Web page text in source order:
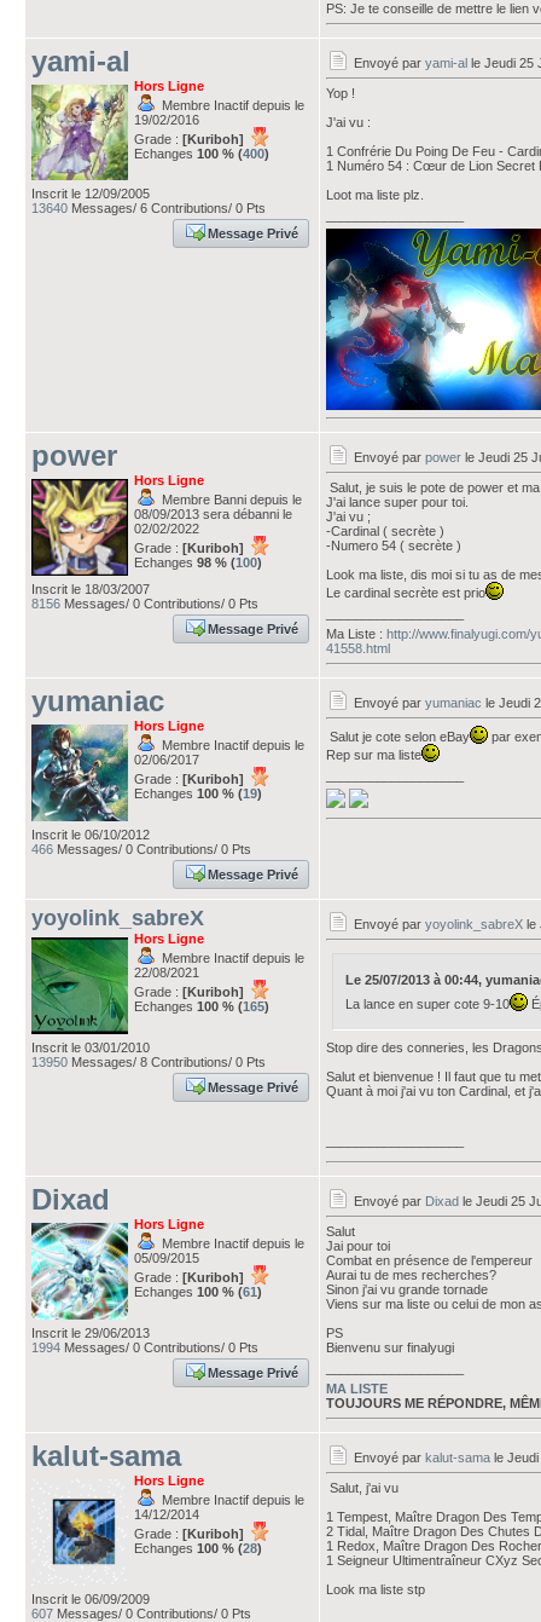
PS: Je te conseille de mettre le lien
yami-al
Hors Ligne
Membre Inactif depuis le
19/02/2016
Grade : [Kuriboh]
Echanges 100 % (400)
Inscrit le 12/09/2005
13640 Messages/ 6 Contributions/ 0 Pts
Message Privé
Envoyé par yami-al le Jeudi 25
Yop !
J'ai vu :
1 Confrérie Du Poing De Feu -
1 Numéro 54 : Cœur de Lion Secret
Loot ma liste plz.
power
Hors Ligne
Membre Banni depuis le
08/09/2013 sera débanni le
02/02/2022
Grade : [Kuriboh]
Echanges 98 % (100)
Inscrit le 18/03/2007
8156 Messages/ 0 Contributions/ 0 Pts
Message Privé
Envoyé par power le Jeudi 25
Salut, je suis le pote de power et
J'ai lance super pour toi.
J'ai vu ;
-Cardinal ( secrète )
-Numero 54 ( secrète )
Look ma liste, dis moi si tu as de
Le cardinal secrète est prio
Ma Liste : http://www.finalyugi.com/
41558.html
yumaniac
Hors Ligne
Membre Inactif depuis le
02/06/2017
Grade : [Kuriboh]
Echanges 100 % (19)
Inscrit le 06/10/2012
466 Messages/ 0 Contributions/ 0 Pts
Message Privé
Envoyé par yumaniac le Jeudi
Salut je cote selon eBay
par
Rep sur ma liste
yoyolink_sabreX
Hors Ligne
Membre Inactif depuis le
22/08/2021
Grade : [Kuriboh]
Echanges 100 % (165)
Inscrit le 03/01/2010
13950 Messages/ 8 Contributions/ 0 Pts
Message Privé
Envoyé par yoyolink_sabreX le
Le 25/07/2013 à 00:44,
La lance en super cote 9-10
Stop dire des conneries, les
Salut et bienvenue ! Il faut que tu
Quant à moi j'ai vu ton Cardinal, et
Dixad
Hors Ligne
Membre Inactif depuis le
05/09/2015
Grade : [Kuriboh]
Echanges 100 % (61)
Inscrit le 29/06/2013
1994 Messages/ 0 Contributions/ 0 Pts
Message Privé
Envoyé par Dixad le Jeudi 25
Salut
Jai pour toi
Combat en présence de l'empereur
Aurai tu de mes recherches?
Sinon j'ai vu grande tornade
Viens sur ma liste ou celui de mon
PS
Bienvenu sur finalyugi
MA LISTE
TOUJOURS ME RÉPONDRE,
kalut-sama
Hors Ligne
Membre Inactif depuis le
14/12/2014
Grade : [Kuriboh]
Echanges 100 % (28)
Inscrit le 06/09/2009
607 Messages/ 0 Contributions/ 0 Pts
Envoyé par kalut-sama le
Salut, j'ai vu
1 Tempest, Maître Dragon Des
2 Tidal, Maître Dragon Des Chutes
1 Redox, Maître Dragon Des
1 Seigneur Ultimentraîneur CXyz
Look ma liste stp